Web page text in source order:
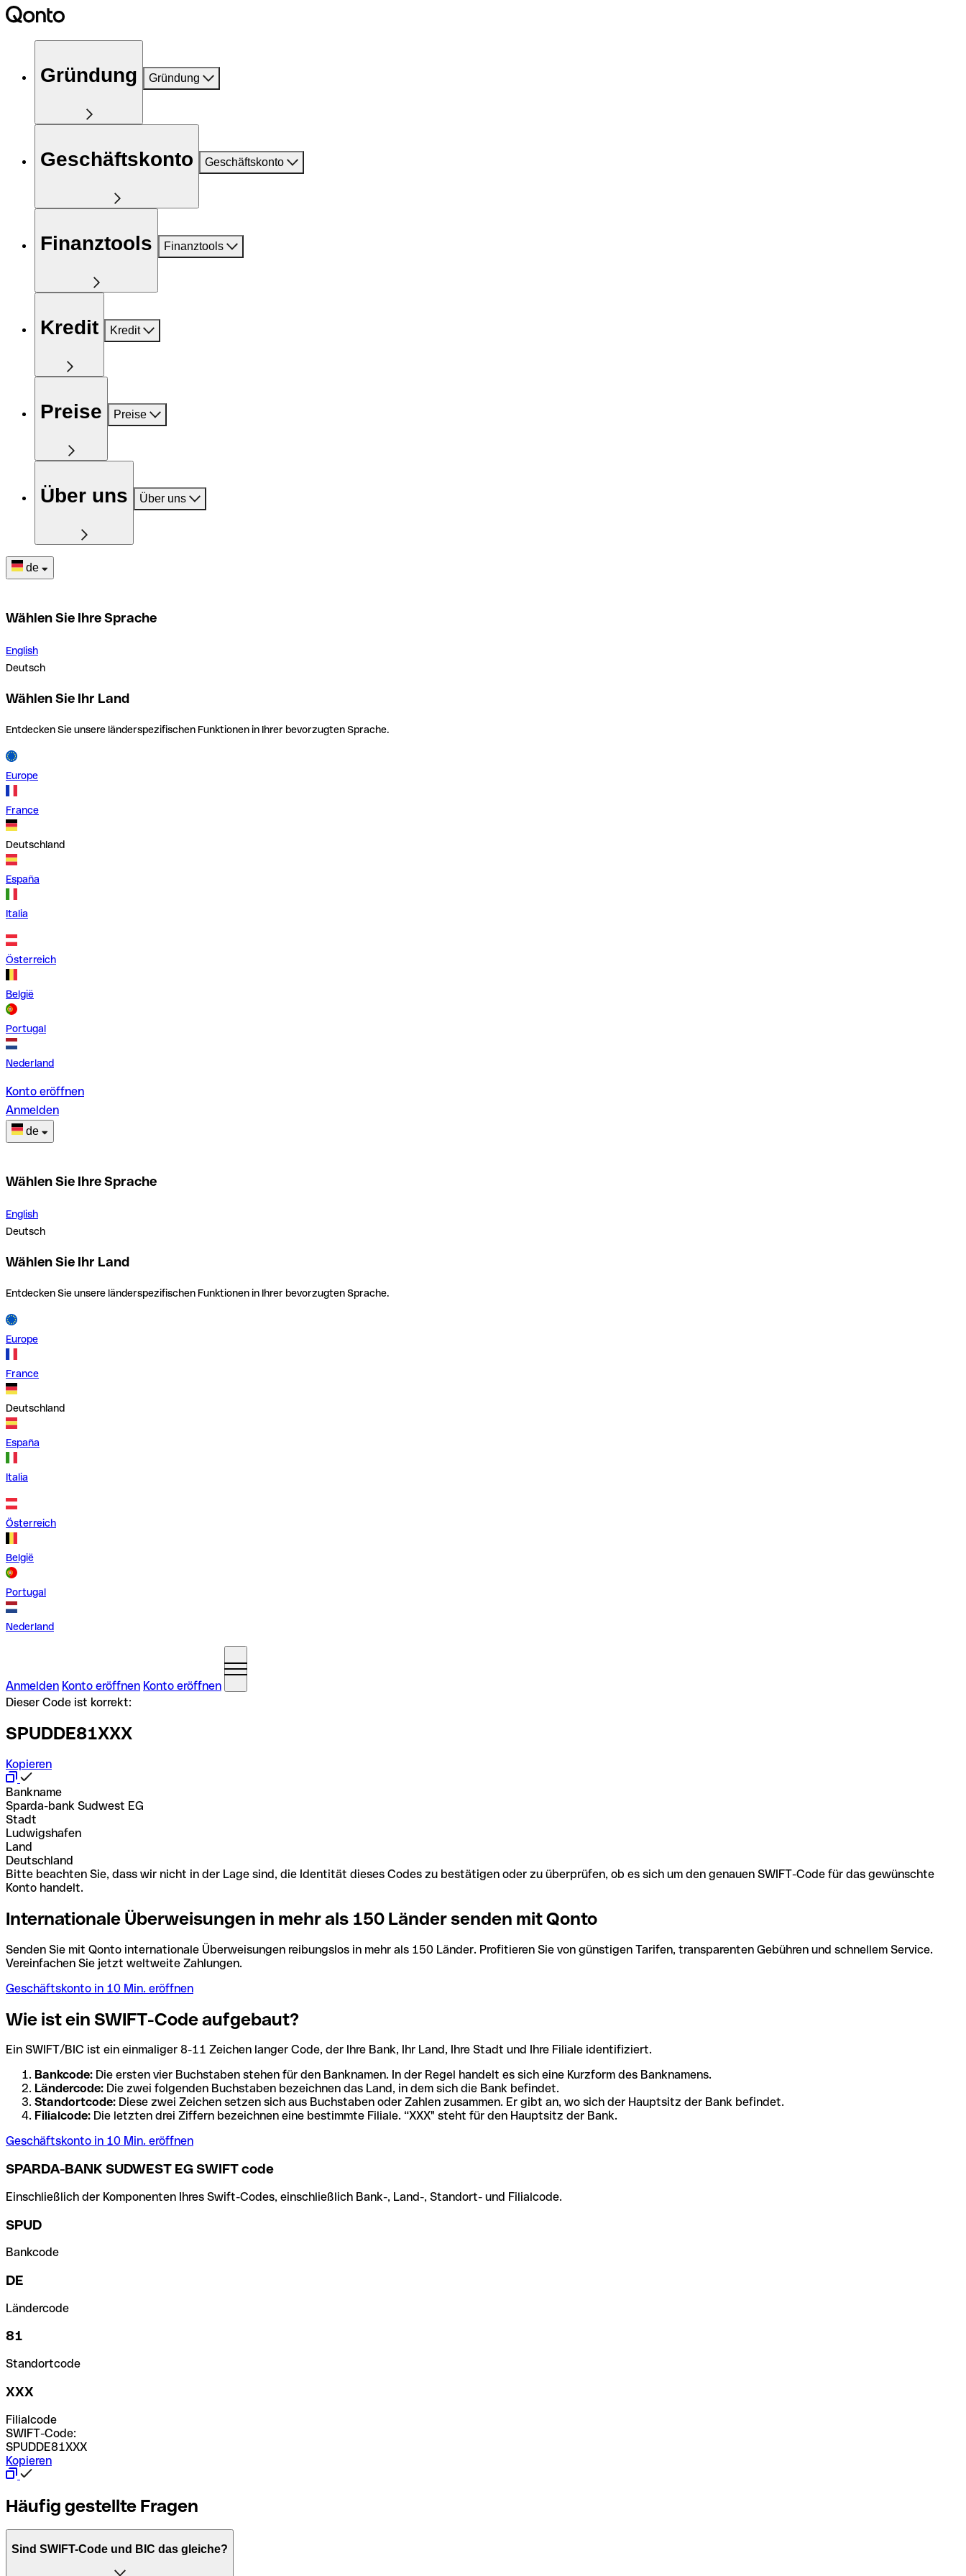
Gründung Gründung
Geschäftskonto Geschäftskonto
Finanztools Finanztools
Kredit Kredit
Preise Preise
Über uns Über uns
de
Wählen Sie Ihre Sprache
English
Deutsch
Wählen Sie Ihr Land
Entdecken Sie unsere länderspezifischen Funktionen in Ihrer bevorzugten Sprache.
Europe
France
Deutschland
España
Italia
Österreich
België
Portugal
Nederland
Konto eröffnen
Anmelden
de
Wählen Sie Ihre Sprache
English
Deutsch
Wählen Sie Ihr Land
Entdecken Sie unsere länderspezifischen Funktionen in Ihrer bevorzugten Sprache.
Europe
France
Deutschland
España
Italia
Österreich
België
Portugal
Nederland
Anmelden Konto eröffnen Konto eröffnen
Dieser Code ist korrekt:
SPUDDE81XXX
Kopieren
Bankname
Sparda-bank Sudwest EG
Stadt
Ludwigshafen
Land
Deutschland
Bitte beachten Sie, dass wir nicht in der Lage sind, die Identität dieses Codes zu bestätigen oder zu überprüfen, ob es sich um den genauen SWIFT-Code für das gewünschte
Konto handelt.
Internationale Überweisungen in mehr als 150 Länder senden mit Qonto
Senden Sie mit Qonto internationale Überweisungen reibungslos in mehr als 150 Länder. Profitieren Sie von günstigen Tarifen, transparenten Gebühren und schnellem Service.
Vereinfachen Sie jetzt weltweite Zahlungen.
Geschäftskonto in 10 Min. eröffnen
Wie ist ein SWIFT-Code aufgebaut?
Ein SWIFT/BIC ist ein einmaliger 8-11 Zeichen langer Code, der Ihre Bank, Ihr Land, Ihre Stadt und Ihre Filiale identifiziert.
Bankcode: Die ersten vier Buchstaben stehen für den Banknamen. In der Regel handelt es sich eine Kurzform des Banknamens.
Ländercode: Die zwei folgenden Buchstaben bezeichnen das Land, in dem sich die Bank befindet.
Standortcode: Diese zwei Zeichen setzen sich aus Buchstaben oder Zahlen zusammen. Er gibt an, wo sich der Hauptsitz der Bank befindet.
Filialcode: Die letzten drei Ziffern bezeichnen eine bestimmte Filiale. “XXX" steht für den Hauptsitz der Bank.
Geschäftskonto in 10 Min. eröffnen
SPARDA-BANK SUDWEST EG SWIFT code
Einschließlich der Komponenten Ihres Swift-Codes, einschließlich Bank-, Land-, Standort- und Filialcode.
SPUD
Bankcode
DE
Ländercode
81
Standortcode
XXX
Filialcode
SWIFT-Code:
SPUDDE81XXX
Kopieren
Häufig gestellte Fragen
Sind SWIFT-Code und BIC das gleiche?